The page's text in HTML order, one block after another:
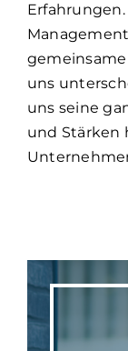
uns
uns seine
und Stärken